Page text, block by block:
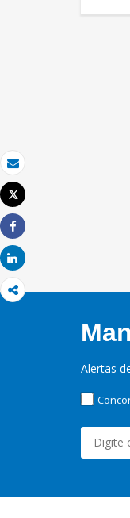
Email
Imprimir
Tweet
Share
Share
Alertas